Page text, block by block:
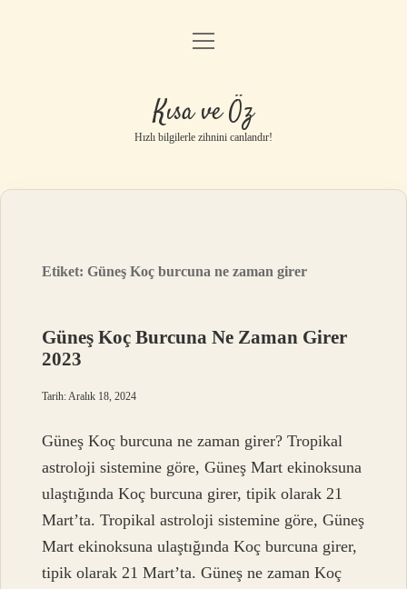
Anasayfa
Gizlilik Politikası
Yasal Uyarı
menüyü
Kısa ve Öz
Hızlı bilgilerle zihnini canlandır!
Etiket:Güneş Koç burcuna ne zaman girer
Güneş Koç Burcuna Ne Zaman Girer
2023
Tarih: Aralık 18, 2024
Güneş Koç burcuna ne zaman girer? Tropikal
astroloji sistemine göre, Güneş Mart ekinoksuna
ulaştığında Koç burcuna girer, tipik olarak 21
Mart’ta. Tropikal astroloji sistemine göre, Güneş
Mart ekinoksuna ulaştığında Koç burcuna girer,
tipik olarak 21 Mart’ta. Güneş ne zaman Koç